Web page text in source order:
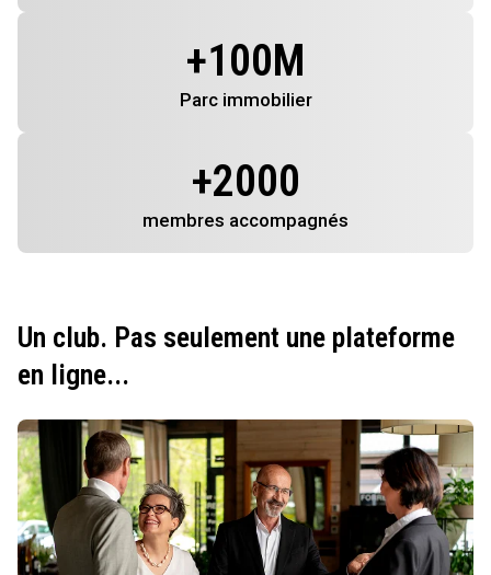
+100M
Parc immobilier
+2000
membres accompagnés
Un club. Pas seulement une plateforme
en ligne...